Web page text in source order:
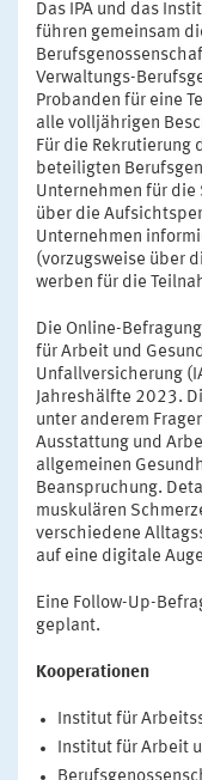
Das IPA und das
führen gemeinsam
Verwaltungs-
Probanden für eine
alle volljährigen
Für die Rekrutierung
beteiligten
Unternehmen für
über die
Unternehmen
(vorzugsweise über
werben für die
Die Online-
für Arbeit und
Unfallversicherung
Jahreshälfte 2023.
unter anderem
Ausstattung und
allgemeinen
Beanspruchung.
muskulären
verschiedene
auf eine digitale
Eine Follow-Up-
geplant.
Kooperationen
Institut für
Institut für Arbeit